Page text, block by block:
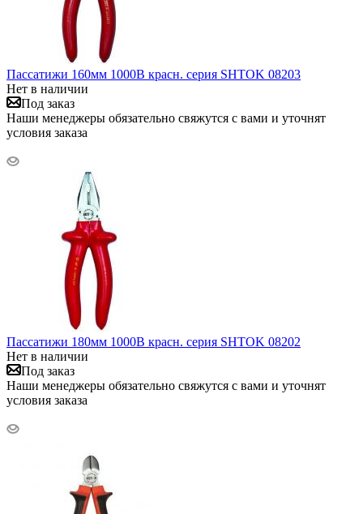
Пассатижи 160мм 1000В красн. серия SHTOK 08203
Нет в наличии
Под заказ
Наши менеджеры обязательно свяжутся с вами и уточнят
условия заказа
Пассатижи 180мм 1000В красн. серия SHTOK 08202
Нет в наличии
Под заказ
Наши менеджеры обязательно свяжутся с вами и уточнят
условия заказа